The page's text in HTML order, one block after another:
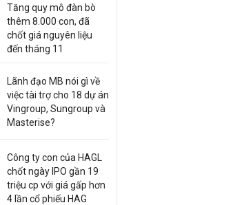
Tăng quy mô đàn bò
thêm 8.000 con, đã
chốt giá nguyên liệu
đến tháng 11
Lãnh đạo MB nói gì về
việc tài trợ cho 18 dự án
Vingroup, Sungroup và
Masterise?
Công ty con của HAGL
chốt ngày IPO gần 19
triệu cp với giá gấp hơn
4 lần cổ phiếu HAG